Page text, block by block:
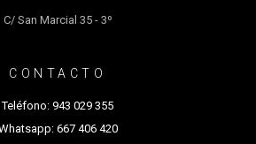
C/ San Marcial 35 - 3º
CONTACTO
Teléfono: 943 029 355
667 406 420